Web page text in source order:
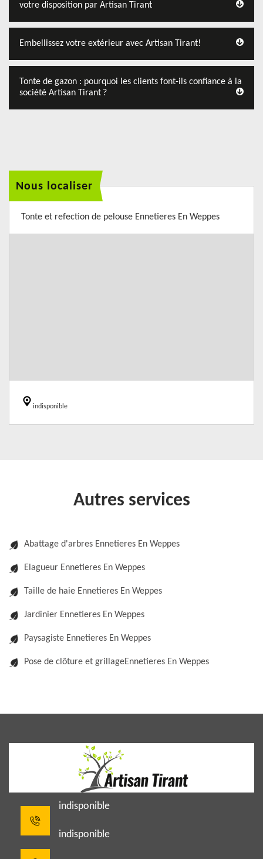
votre disposition par Artisan Tirant
Embellissez votre extérieur avec Artisan Tirant!
Tonte de gazon : pourquoi les clients font-ils confiance à la
société Artisan Tirant ?
Nous localiser
Tonte et refection de pelouse Ennetieres En Weppes
indisponible
Autres services
Abattage d'arbres Ennetieres En Weppes
Elagueur Ennetieres En Weppes
Taille de haie Ennetieres En Weppes
Jardinier Ennetieres En Weppes
Paysagiste Ennetieres En Weppes
Pose de clôture et grillageEnnetieres En Weppes
indisponible
indisponible